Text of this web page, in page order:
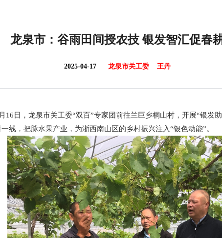
龙泉市：谷雨田间授农技 银发智汇促春
2025-04-17 龙泉市关工委 王丹
16日，龙泉市关工委“双百”专家团前往兰巨乡桐山村，开展“银发
线，把脉水果产业，为浙西南山区的乡村振兴注入“银色动能”。